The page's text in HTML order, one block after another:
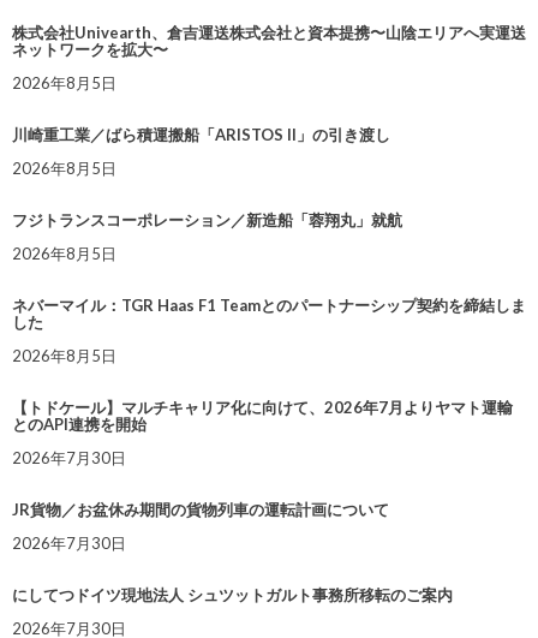
株式会社Univearth、倉吉運送株式会社と資本提携〜山陰エリアへ実運送
ネットワークを拡大〜
2026年8月5日
川崎重工業／ばら積運搬船「ARISTOS II」の引き渡し
2026年8月5日
フジトランスコーポレーション／新造船「蓉翔丸」就航
2026年8月5日
ネバーマイル：TGR Haas F1 Teamとのパートナーシップ契約を締結しま
した
2026年8月5日
【トドケール】マルチキャリア化に向けて、2026年7月よりヤマト運輸
とのAPI連携を開始
2026年7月30日
JR貨物／お盆休み期間の貨物列車の運転計画について
2026年7月30日
にしてつドイツ現地法人 シュツットガルト事務所移転のご案内
2026年7月30日